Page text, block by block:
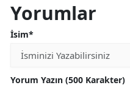
Yorumlar
İsim*
Yorum Yazın (500 Karakter)